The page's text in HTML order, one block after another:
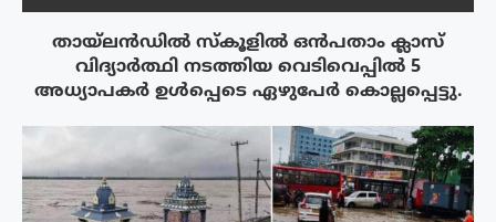
തായ്‌ലൻഡിൽ സ്കൂളിൽ ഒൻപതാം ക്ലാസ്
വിദ്യാർത്ഥി നടത്തിയ വെടിവെപ്പിൽ 5
അധ്യാപകർ ഉൾപ്പെടെ ഏഴുപേർ കൊല്ലപ്പെട്ടു.